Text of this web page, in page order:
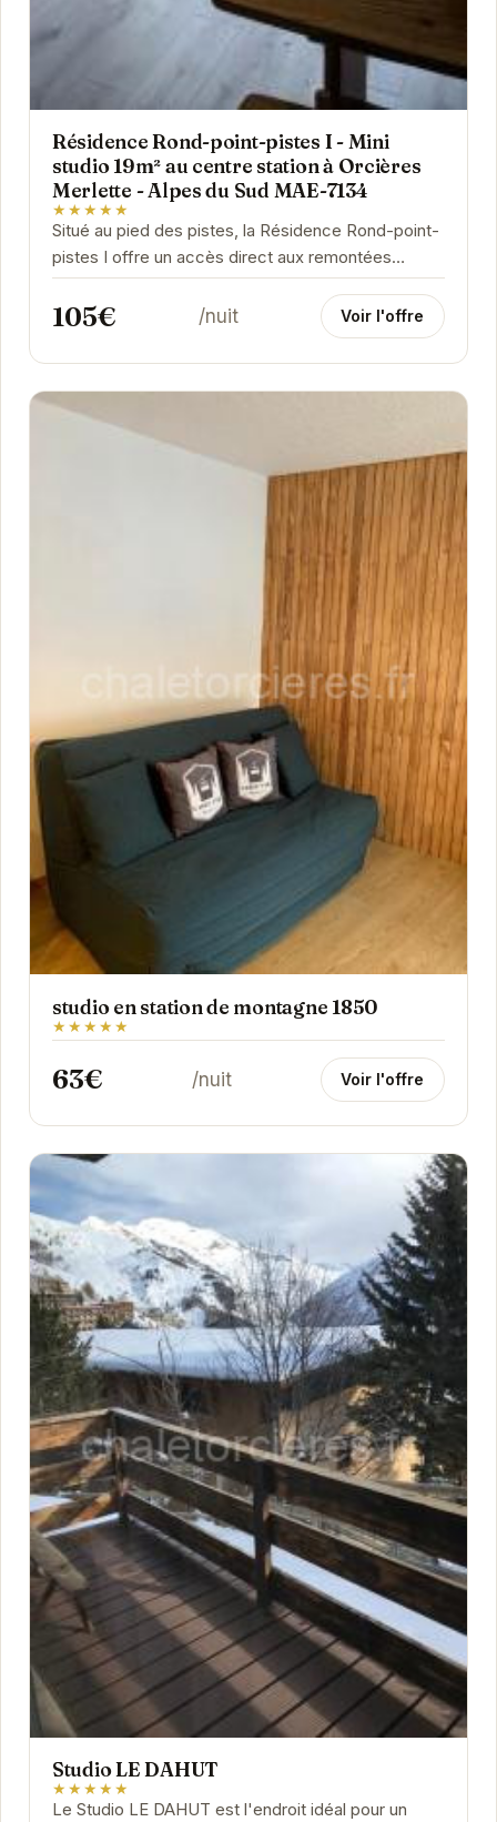
Résidence Rond-point-pistes I - Mini
studio 19m² au centre station à Orcières
Merlette - Alpes du Sud MAE-7134
★★★★★
Situé au pied des pistes, la Résidence Rond-point-
pistes I offre un accès direct aux remontées
mécaniques et aux activités de la station. Ce...
105€ /nuit Voir l'offre
studio en station de montagne 1850
★★★★★
63€ /nuit Voir l'offre
Studio LE DAHUT
★★★★★
Le Studio LE DAHUT est l'endroit idéal pour un